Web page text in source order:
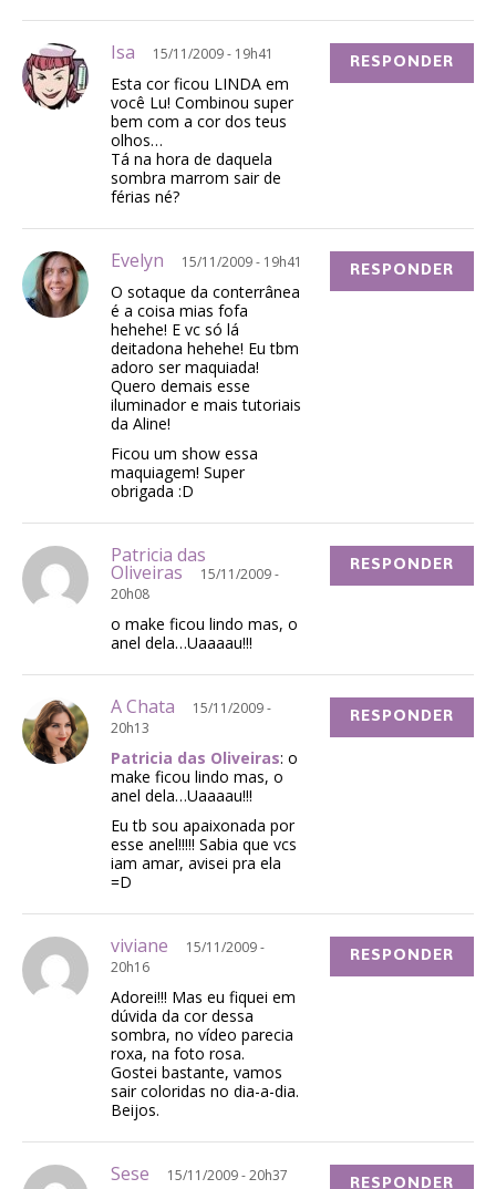
Isa 15/11/2009 - 19h41
Esta cor ficou LINDA em
você Lu! Combinou super
bem com a cor dos teus
olhos…
Tá na hora de daquela
sombra marrom sair de
férias né?
RESPONDER
Evelyn 15/11/2009 - 19h41
O sotaque da conterrânea
é a coisa mias fofa
hehehe! E vc só lá
deitadona hehehe! Eu tbm
adoro ser maquiada!
Quero demais esse
iluminador e mais tutoriais
da Aline!
Ficou um show essa
maquiagem! Super
obrigada :D
RESPONDER
Patricia das
Oliveiras
15/11/2009 -
20h08
o make ficou lindo mas, o
anel dela…Uaaaau!!!
RESPONDER
A Chata
15/11/2009 -
20h13
Patricia das Oliveiras: o
make ficou lindo mas, o
anel dela…Uaaaau!!!
Eu tb sou apaixonada por
esse anel!!!!! Sabia que vcs
iam amar, avisei pra ela
=D
RESPONDER
viviane
15/11/2009 -
20h16
Adorei!!! Mas eu fiquei em
dúvida da cor dessa
sombra, no vídeo parecia
roxa, na foto rosa.
Gostei bastante, vamos
sair coloridas no dia-a-dia.
Beijos.
RESPONDER
Sese 15/11/2009 - 20h37 RESPONDER